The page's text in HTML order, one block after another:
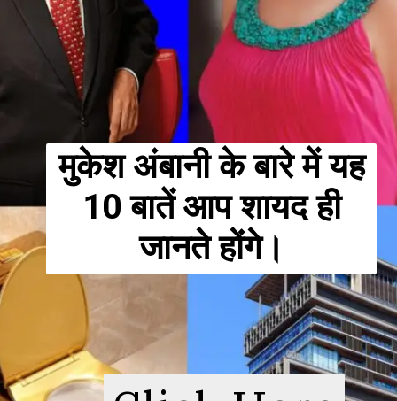
मुकेश अंबानी के बारे में यह
10 बातें आप शायद ही
जानते होंगे।